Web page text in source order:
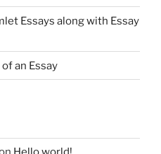
Essays along with Essay
an Essay